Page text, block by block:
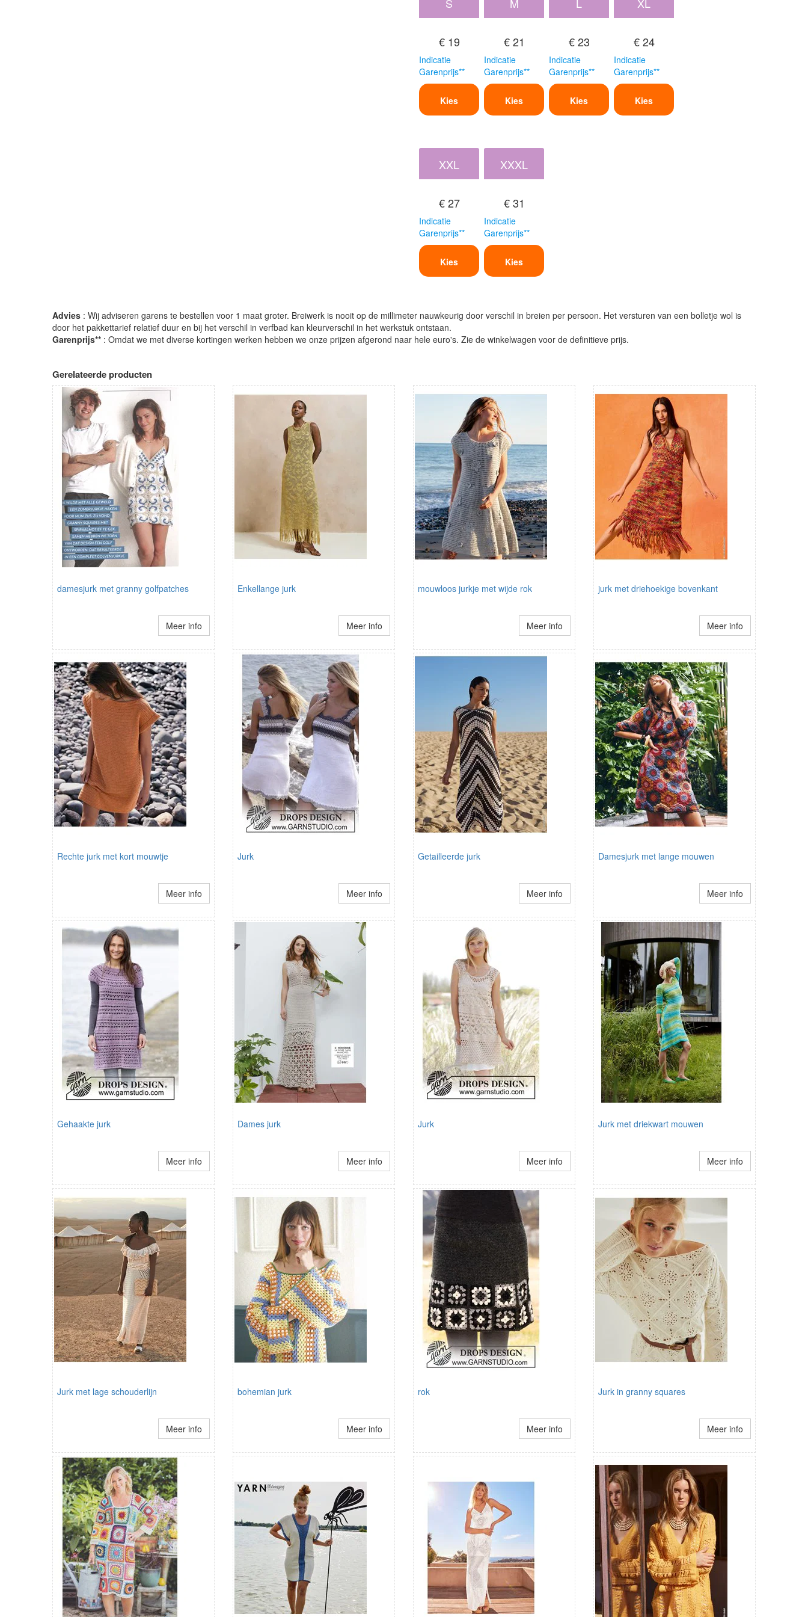
S
€ 19
Indicatie
Garenprijs**
Kies
M
€ 21
Indicatie
Garenprijs**
Kies
L
€ 23
Indicatie
Garenprijs**
Kies
XL
€ 24
Indicatie
Garenprijs**
Kies
XXL
€ 27
Indicatie
Garenprijs**
Kies
XXXL
€ 31
Indicatie
Garenprijs**
Kies
Advies : Wij adviseren garens te bestellen voor 1 maat groter. Breiwerk is nooit op de millimeter nauwkeurig door verschil in breien per persoon. Het versturen van een bolletje wol is
door het pakkettarief relatief duur en bij het verschil in verfbad kan kleurverschil in het werkstuk ontstaan.
Garenprijs** : Omdat we met diverse kortingen werken hebben we onze prijzen afgerond naar hele euro's. Zie de winkelwagen voor de definitieve prijs.
Gerelateerde producten
damesjurk met granny golfpatches
Meer info
Enkellange jurk
Meer info
mouwloos jurkje met wijde rok
Meer info
jurk met driehoekige bovenkant
Meer info
Rechte jurk met kort mouwtje
Meer info
Jurk
Meer info
Getailleerde jurk
Meer info
Damesjurk met lange mouwen
Meer info
Gehaakte jurk
Meer info
Dames jurk
Meer info
Jurk
Meer info
Jurk met driekwart mouwen
Meer info
Jurk met lage schouderlijn
Meer info
bohemian jurk
Meer info
rok
Meer info
Jurk in granny squares
Meer info